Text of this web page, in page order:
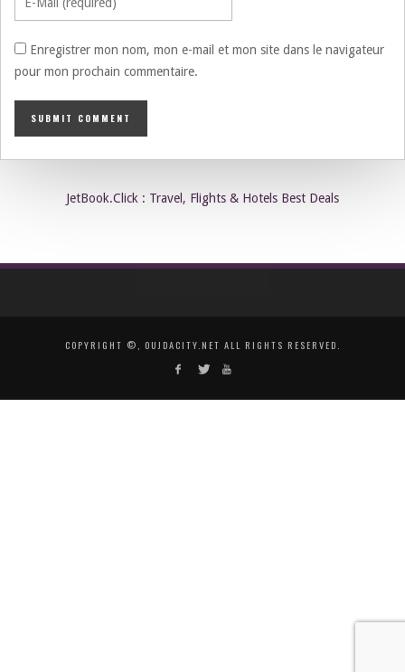
Enregistrer mon nom, mon e-mail et mon site dans le navigateur
pour mon prochain commentaire.
JetBook.Click : Travel, Flights & Hotels Best Deals
COPYRIGHT ©, OUJDACITY.NET ALL RIGHTS RESERVED.